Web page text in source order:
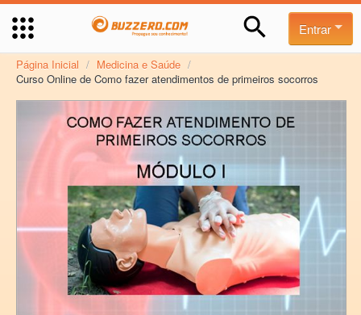
Entrar
Página Inicial / Medicina e Saúde /
Curso Online de Como fazer atendimentos de primeiros socorros